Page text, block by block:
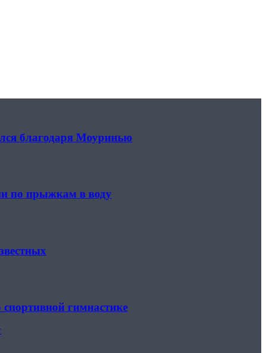
благодаря Моуринью
по прыжкам в воду
гимнастике